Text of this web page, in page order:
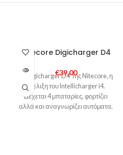
SOLD
OUT
Nitecore Digicharger D4
€39,00
O Digicharger D4 της Nitecore, η
εξελιξη του Intellicharger i4.
Δέχεται 4 μπαταρίες, φορτίζει
αλλά και αναγνωρίζει αυτόματα,